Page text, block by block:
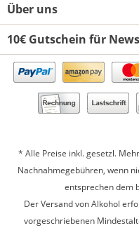
Über uns
10€ Gutschein für
* Alle Preise inkl. gesetzl.
Nachnahmegebühren, wenn
entsprechen dem
Der Versand von Alkohol
vorgeschriebenen